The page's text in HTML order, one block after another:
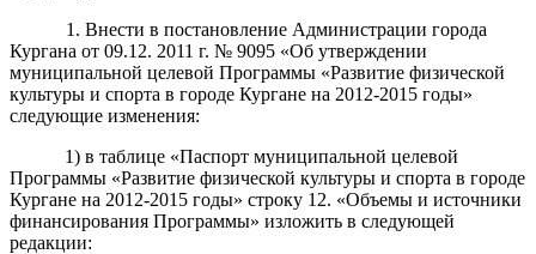
1. Внести в постановление Администрации города
Кургана от 09.12. 2011 г. № 9095 «Об утверждении
муниципальной целевой Программы «Развитие физической
культуры и спорта в городе Кургане на 2012-2015 годы»
следующие изменения:
1) в таблице «Паспорт муниципальной целевой
Программы «Развитие физической культуры и спорта в городе
Кургане на 2012-2015 годы» строку 12. «Объемы и источники
финансирования Программы» изложить в следующей
редакции: